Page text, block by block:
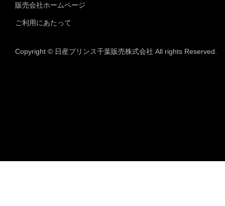
販売会社ホームページ
ご利用にあたって
Copyright © 日産プリンス千葉販売株式会社 All rights Reserved.